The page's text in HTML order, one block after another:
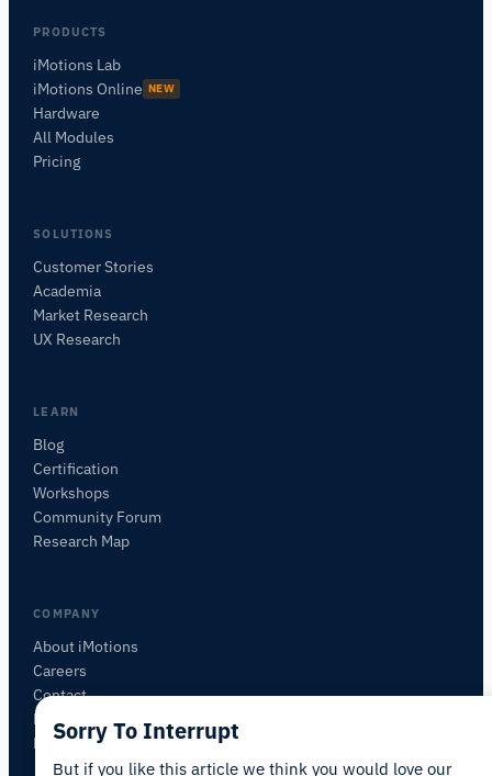
PRODUCTS
iMotions Lab
iMotions Online NEW
Hardware
All Modules
Pricing
SOLUTIONS
Customer Stories
Academia
Market Research
UX Research
LEARN
Blog
Certification
Workshops
Community Forum
Research Map
COMPANY
About iMotions
Careers
Contact
My iMotions
Newsletter
Posez des questions sur les méthodes de
POSER UNE QUESTION SUR CET ARTICLE
Résumer cet article
Sorry To Interrupt
But if you like this article we think you would love our